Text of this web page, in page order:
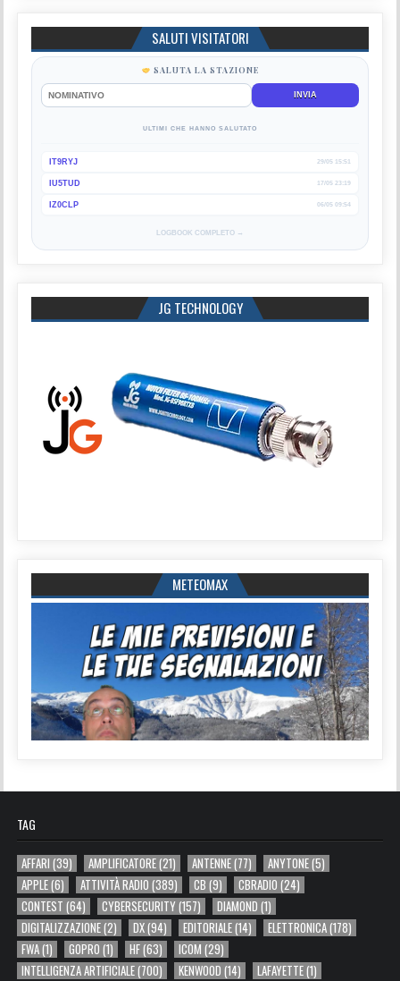
SALUTI VISITATORI
SALUTA LA STAZIONE
INVIA
ULTIMI CHE HANNO SALUTATO
IT9RYJ 29/05 15:51
IU5TUD 17/05 23:19
IZ0CLP 06/05 09:54
LOGBOOK COMPLETO →
JG TECHNOLOGY
METEOMAX
TAG
AFFARI (39) AMPLIFICATORE(21) ANTENNE(77) ANYTONE(5)
APPLE(6) ATTIVITÀ RADIO (389) CB (9) CBRADIO (24)
CONTEST (64) CYBERSECURITY(157) DIAMOND (1)
DIGITALIZZAZIONE(2) DX(94) EDITORIALE(14) ELETTRONICA(178)
FWA(1) GOPRO (1) HF(63) ICOM (29)
INTELLIGENZA ARTIFICIALE(700) KENWOOD (14) LAFAYETTE(1)